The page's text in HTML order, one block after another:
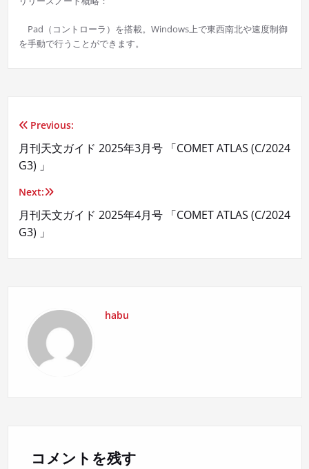
Pad（コントローラ）を搭載。Windows上で東西南北や速度制御
を手動で行うことができます。
投
稿
ナ
ビ
ョ
ン
Previous:
月刊天文ガイド 2025年3月号 「COMET ATLAS (C/2024
G3) 」
Next:
月刊天文ガイド 2025年4月号 「COMET ATLAS (C/2024
G3) 」
habu
コメントを残す